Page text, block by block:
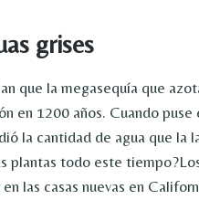
grises
que la megasequía que
en 1200 años. Cuando
la cantidad de agua que la
plantas todo este
las casas nuevas en